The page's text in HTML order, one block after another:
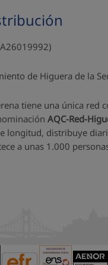
de Higuera de la
tiene una única red
AQC-Red-
longitud, distribuye
a unas 1.000